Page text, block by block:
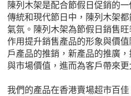
陳列木架是配合節假日促銷的
傳統和現代節日中，陳列木架
氣氛。陳列木架為節假日銷售
作用提升銷售產品的形象與價
戶產品的推銷，新產品的推廣
與市場價值，進而為客戶帶來更
我們的產品在香港賣場超市百佳